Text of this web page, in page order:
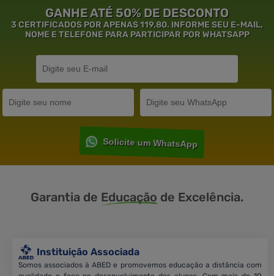
GANHE ATÉ 50% DE DESCONTO
3 CERTIFICADOS POR APENAS 119,80. INFORME SEU E-MAIL,
NOME E TELEFONE PARA PARTICIPAR POR WHATSAPP
Solicite um WhatsApp
Garantia de Educação de Excelência.
Instituição Associada
Somos associados à ABED e promovemos educação a distância com